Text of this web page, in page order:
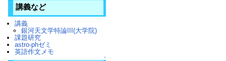
講義など
講義
銀河天文学特論III(大学院)
課題研究
astro-phゼミ
英語作文メモ
↑